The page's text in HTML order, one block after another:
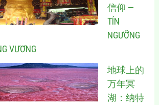
信仰 —
TÍN
NGƯỠNG
VƯƠNG
地球上的
万年冥
湖：纳特